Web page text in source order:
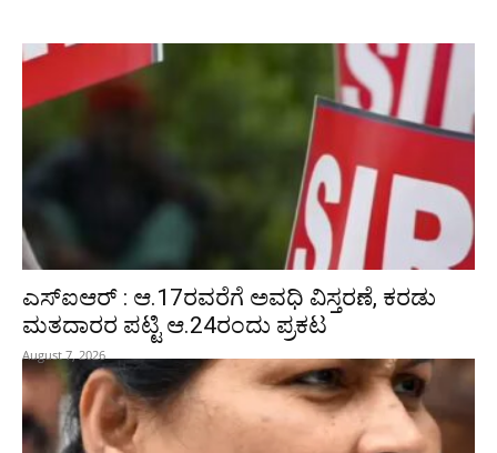
ಎಸ್‌ಐಆರ್‌ : ಆ.17ರವರೆಗೆ ಅವಧಿ ವಿಸ್ತರಣೆ, ಕರಡು
ಮತದಾರರ ಪಟ್ಟಿ ಆ.24ರಂದು ಪ್ರಕಟ
August 7, 2026